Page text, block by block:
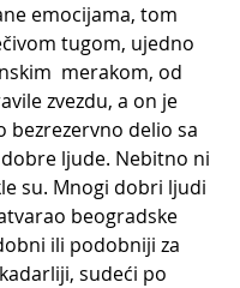
emocijama, tom
tugom, ujedno
merakom, od
zvezdu, a on je
bezrezervno delio sa
ljude. Nebitno ni
su. Mnogi dobri ljudi
beogradske
ili podobniji za
sudeći po